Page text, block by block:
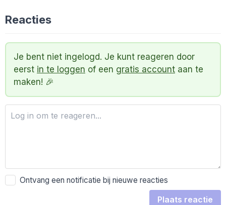
Reacties
Je bent niet ingelogd. Je kunt reageren door
eerst in te loggen of een gratis account aan te
maken! 🎉
Ontvang een notificatie bij nieuwe reacties
Plaats reactie